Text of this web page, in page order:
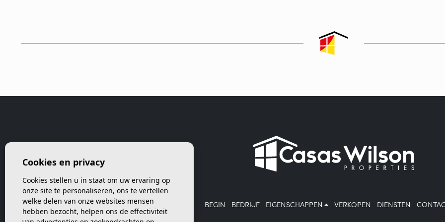
BEGIN BEDRIJF EIGENSCHAPPEN VERKOPEN DIENSTEN
Cookies en privacy
Cookies stellen u in staat om uw ervaring op
onze site te personaliseren, ons te vertellen
welke delen van onze websites mensen
hebben bezocht, helpen ons de effectiviteit